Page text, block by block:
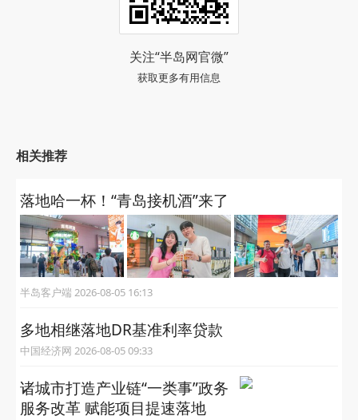
关注“半岛网官微”
获取更多有用信息
相关推荐
落地哈一杯！“青岛接机酒”来了
半岛客户端 2026-08-05 16:13
多地相继落地DR基准利率贷款
中国经济网 2026-08-05 09:33
诸城市打造产业链“一类事”政务
服务改革 赋能项目提速落地